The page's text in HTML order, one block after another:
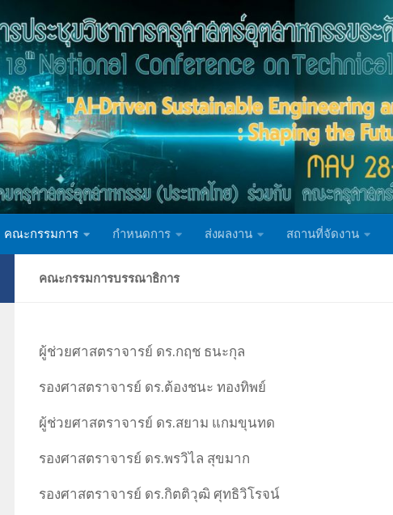
คณะกรรมการ กำหนดการ ส่งผลงาน สถานที่จัดงาน
คณะกรรมการบรรณาธิการ
ผู้ช่วยศาสตราจารย์ ดร.กฤช ธนะกุล
รองศาสตราจารย์ ดร.ต้องชนะ ทองทิพย์
ผู้ช่วยศาสตราจารย์ ดร.สยาม แกมขุนทด
รองศาสตราจารย์ ดร.พรวิไล สุขมาก
รองศาสตราจารย์ ดร.กิตติวุฒิ ศุทธิวิโรจน์